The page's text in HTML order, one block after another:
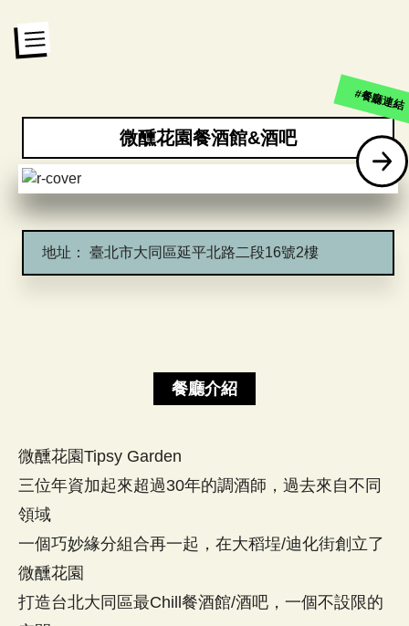
微醺花園餐酒館&酒吧
地址： 臺北市大同區延平北路二段16號2樓
#餐廳連結
餐廳介紹
微醺花園Tipsy Garden
三位年資加起來超過30年的調酒師，過去來自不同
領域
一個巧妙緣分組合再一起，在大稻埕/迪化街創立了
微醺花園
打造台北大同區最Chill餐酒館/酒吧，一個不設限的